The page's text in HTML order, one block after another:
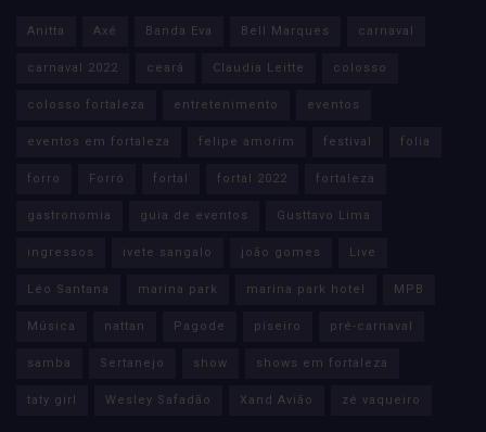
Anitta Axé Banda Eva Bell Marques carnaval
carnaval 2022 ceará Claudia Leitte colosso
colosso fortaleza entretenimento eventos
eventos em fortaleza felipe amorim festival folia
forro Forró fortal fortal 2022 fortaleza
gastronomia guia de eventos Gusttavo Lima
ingressos ivete sangalo joão gomes Live
Léo Santana marina park marina park hotel MPB
Música nattan Pagode piseiro pré-carnaval
samba Sertanejo show shows em fortaleza
taty girl Wesley Safadão Xand Avião zé vaqueiro